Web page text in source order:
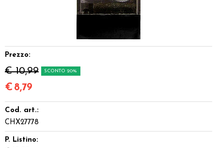
Giochi di Carte Collezionabili
Giocattoli e Gadget
Offerte del Dragone
Prezzo:
€ 10,99 SCONTO 20%
€ 8,79
Cod. art.:
CHX27778
P. Listino: